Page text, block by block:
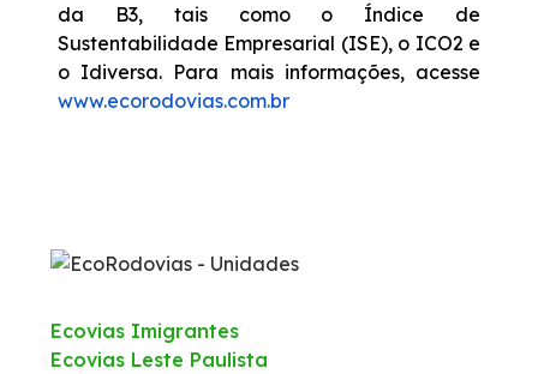
da B3, tais como o Índice de
Sustentabilidade Empresarial (ISE), o ICO2 e
o Idiversa. Para mais informações, acesse
www.ecorodovias.com.br
Ecovias Imigrantes
Ecovias Leste Paulista